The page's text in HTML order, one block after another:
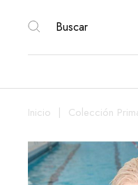
Inicio Colección